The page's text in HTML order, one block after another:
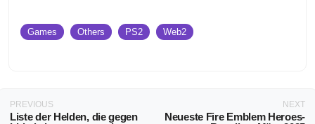
Games Others PS2 Web2
PREVIOUS
Liste der Helden, die gegen
NEXT
Neueste Fire Emblem Heroes-